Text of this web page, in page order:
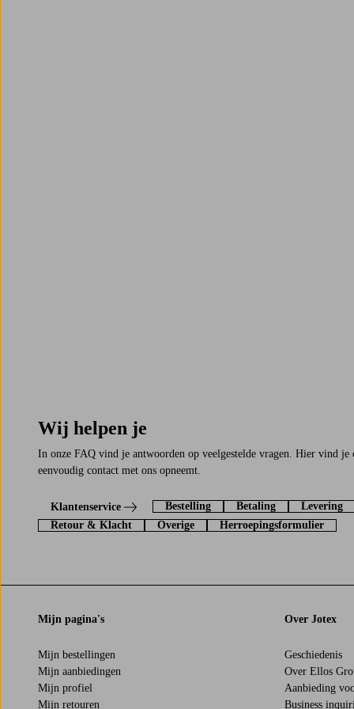
Wij helpen je
In onze FAQ vind je antwoorden op veelgestelde vragen. Hier vind
eenvoudig contact met ons opneemt.
Klantenservice Bestelling Betaling Levering
Retour & Klacht
Overige Herroepingsformulier
Mijn pagina's
Mijn bestellingen
Mijn aanbiedingen
Mijn profiel
Mijn retouren
Over Jotex
Geschiedenis
Over Ellos
Aanbieding
Business